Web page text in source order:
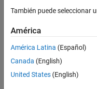
Web Applications and
Product Marketing
Ordenar por
También puede seleccionar
América
América Latina (Español)
Canada (English)
United States (English)